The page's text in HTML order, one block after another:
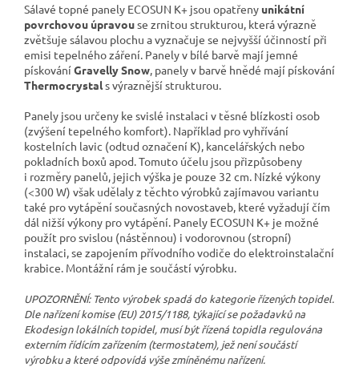
Sálavé topné panely ECOSUN K+ jsou opatřeny unikátní
povrchovou úpravouse zrnitou strukturou, která výrazně
zvětšuje sálavou plochu a vyznačuje se nejvyšší účinností při
emisi tepelného záření. Panely v bílé barvě mají jemné
pískování Gravelly Snow, panely v barvě hnědé mají pískování
Thermocrystals výraznější strukturou.
Panely jsou určeny ke svislé instalaci v těsné blízkosti osob
(zvýšení tepelného komfort). Například pro vyhřívání
kostelních lavic (odtud označení K), kancelářských nebo
pokladních boxů apod. Tomuto účelu jsou přizpůsobeny
i rozměry panelů, jejich výška je pouze 32 cm. Nízké výkony
(<300 W) však udělaly z těchto výrobků zajímavou variantu
také pro vytápění současných novostaveb, které vyžadují čím
dál nižší výkony pro vytápění. Panely ECOSUN K+ je možné
použít pro svislou (nástěnnou) i vodorovnou (stropní)
instalaci, se zapojením přívodního vodiče do elektroinstalační
krabice. Montážní rám je součástí výrobku.
UPOZORNĚNÍ: Tento výrobek spadá do kategorie řízených topidel.
Dle nařízení komise (EU) 2015/1188, týkající se požadavků na
Ekodesign lokálních topidel, musí být řízená topidla regulována
externím řídícím zařízením (termostatem), jež není součástí
výrobku a které odpovídá výše zmíněnému nařízení.